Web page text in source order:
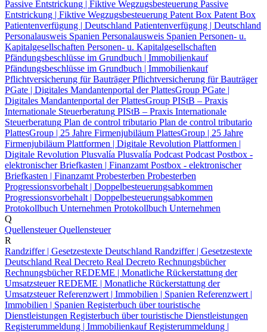
Passive Entstrickung | Fiktive Wegzugsbesteuerung Passive
Entstrickung | Fiktive Wegzugsbesteuerung Patent Box Patent Box
Patientenverfügung | Deutschland Patientenverfügung | Deutschland
Personalausweis Spanien Personalausweis Spanien Personen- u.
Kapitalgesellschaften Personen- u. Kapitalgesellschaften
Pfändungsbeschlüsse im Grundbuch | Immobilienkauf
Pfändungsbeschlüsse im Grundbuch | Immobilienkauf
Pflichtversicherung für Bauträger Pflichtversicherung für Bauträger
PGate | Digitales Mandantenportal der PlattesGroup PGate |
Digitales Mandantenportal der PlattesGroup PIStB – Praxis
Internationale Steuerberatung PIStB – Praxis Internationale
Steuerberatung Plan de control tributario Plan de control tributario
PlattesGroup | 25 Jahre Firmenjubiläum PlattesGroup | 25 Jahre
Firmenjubiläum Plattformen | Digitale Revolution Plattformen |
Digitale Revolution Plusvalía Plusvalía Podcast Podcast Postbox -
elektronischer Briefkasten | Finanzamt Postbox - elektronischer
Briefkasten | Finanzamt Probesterben Probesterben
Progressionsvorbehalt | Doppelbesteuerungsabkommen
Progressionsvorbehalt | Doppelbesteuerungsabkommen
Protokollbuch Unternehmen Protokollbuch Unternehmen
Q
Quellensteuer Quellensteuer
R
Randziffer | Gesetzestexte Deutschland Randziffer | Gesetzestexte
Deutschland Real Decreto Real Decreto Rechnungsbücher
Rechnungsbücher REDEME | Monatliche Rückerstattung der
Umsatzsteuer REDEME | Monatliche Rückerstattung der
Umsatzsteuer Referenzwert | Immobilien | Spanien Referenzwert |
Immobilien | Spanien Registerbuch über touristische
Dienstleistungen Registerbuch über touristische Dienstleistungen
Registerummeldung | ImmobilienkaufRegisterummeldung |